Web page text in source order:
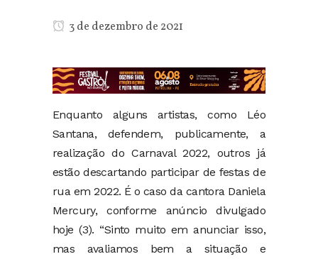
3 de dezembro de 2021
Enquanto alguns artistas, como Léo
Santana, defendem, publicamente, a
realização do Carnaval 2022, outros já
estão descartando participar de festas de
rua em 2022. É o caso da cantora Daniela
Mercury, conforme anúncio divulgado
hoje (3). “Sinto muito em anunciar isso,
mas avaliamos bem a situação e